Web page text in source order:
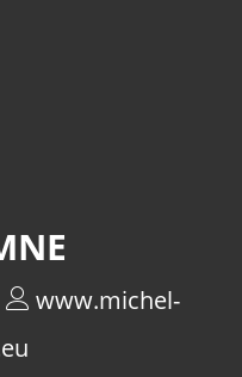
www.michel-